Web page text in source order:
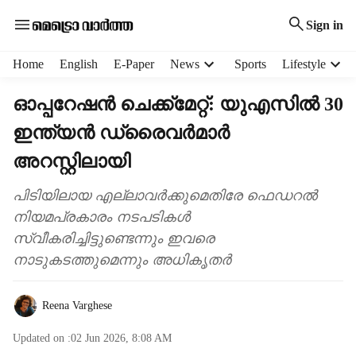
Sign in
Home English E-Paper News Sports Lifestyle
ഓപ്പറേഷൻ ചെക്ക്മേറ്റ്: യുഎസിൽ 30
ഇന്ത്യൻ ഡ്രൈവർമാർ
അറസ്റ്റിലായി
പിടിയിലായ എല്ലാവർക്കുമെതിരേ ഫെഡറൽ
നിയമപ്രകാരം നടപടികൾ
സ്വീകരിച്ചിട്ടുണ്ടെന്നും ഇവരെ
നാടുകടത്തുമെന്നും അധികൃതർ
Reena Varghese
Updated on :02 Jun 2026, 8:08 AM